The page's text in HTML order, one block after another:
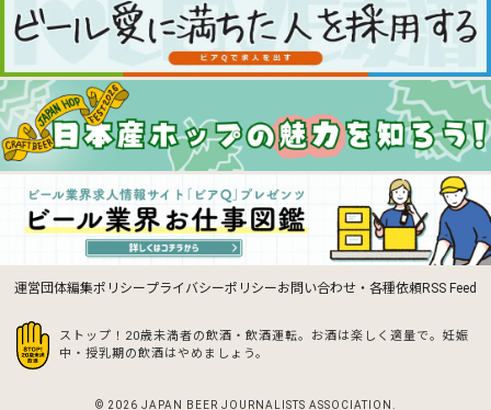
運営団体編集ポリシープライバシーポリシーお問い合わせ・各種依頼RSS Feed
ストップ！20歳未満者の飲酒・飲酒運転。お酒は楽しく適量で。 妊娠
中・授乳期の飲酒はやめましょう。
© 2026 JAPAN BEER JOURNALISTS ASSOCIATION.